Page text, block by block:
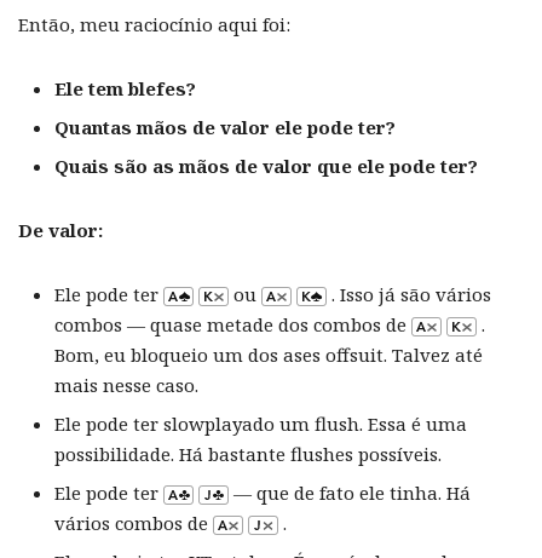
Então, meu raciocínio aqui foi:
Ele tem blefes?
Quantas mãos de valor ele pode ter?
Quais são as mãos de valor que ele pode ter?
De valor:
Ele pode ter ou
. Isso já são vários
combos — quase metade dos combos de
.
Bom, eu bloqueio um dos ases offsuit. Talvez até
mais nesse caso.
Ele pode ter slowplayado um flush. Essa é uma
possibilidade. Há bastante flushes possíveis.
Ele pode ter
— que de fato ele tinha. Há
vários combos de
.